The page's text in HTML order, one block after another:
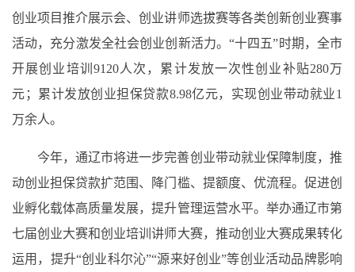
创业项目推介展示会、创业讲师选拔赛等各类创新创业赛事
活动，充分激发全社会创业创新活力。“十四五”时期，全市
开展创业培训9120人次，累计发放一次性创业补贴280万
元；累计发放创业担保贷款8.98亿元，实现创业带动就业1
万余人。
今年，通辽市将进一步完善创业带动就业保障制度，推
动创业担保贷款扩范围、降门槛、提额度、优流程。促进创
业孵化载体高质量发展，提升管理运营水平。举办通辽市第
七届创业大赛和创业培训讲师大赛，推动创业大赛成果转化
运用，提升“创业科尔沁”“源来好创业”等创业活动品牌影响